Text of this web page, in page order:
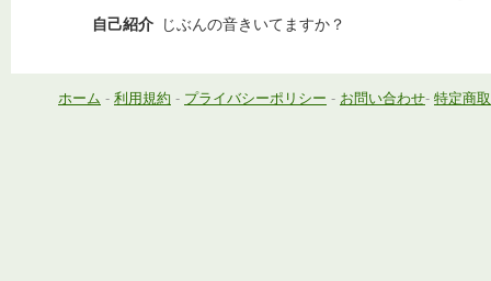
自己紹介
じぶんの音きいてますか？
ホーム - 利用規約 - プライバシーポリシー - お問い合わせ- 特定商